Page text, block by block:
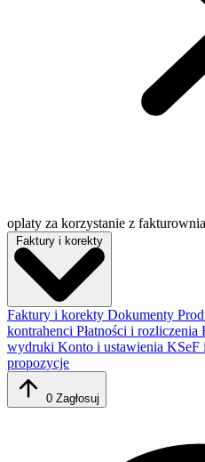
oplaty za korzystanie z
Faktury i korekty
Faktury i korekty Dokumenty
kontrahenci Płatności i rozliczenia
wydruki Konto i ustawienia KSeF
propozycje
0 Zagłosuj